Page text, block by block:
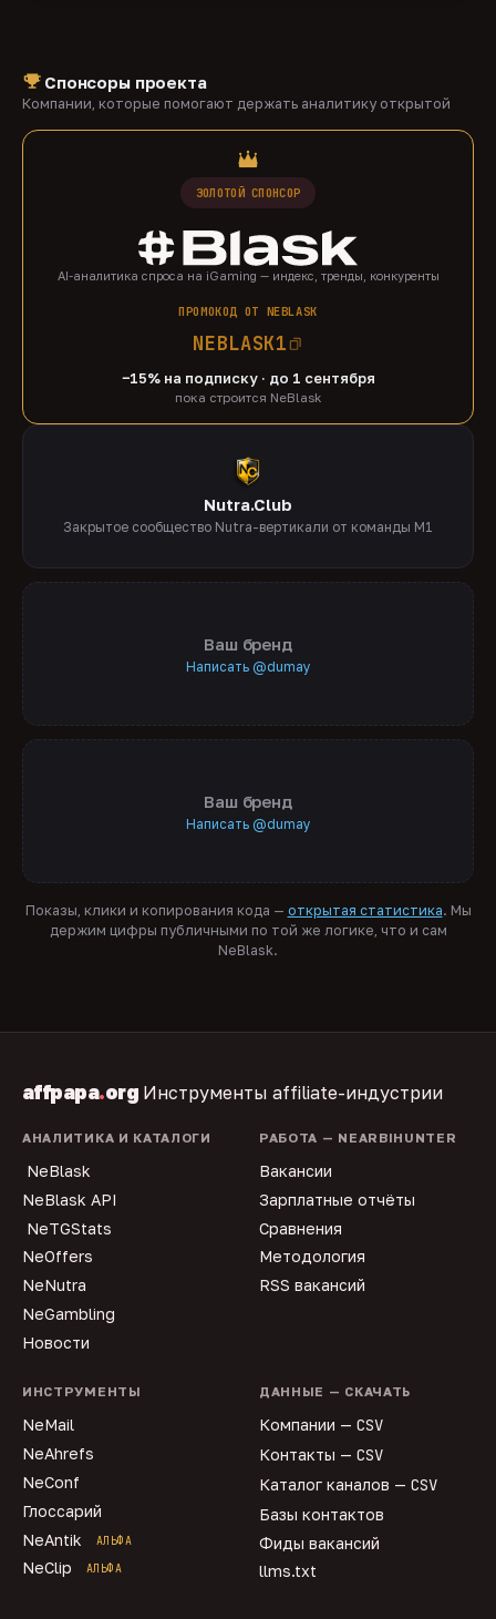
Спонсоры проекта
Компании, которые помогают держать аналитику открытой
ЗОЛОТОЙ СПОНСОР
AI-аналитика спроса на iGaming — индекс, тренды, конкуренты
ПРОМОКОД ОТ NEBLASK
NEBLASK1
−15% на подписку · до 1 сентября
пока строится NeBlask
Nutra.Club
Закрытое сообщество Nutra-вертикали от команды M1
Ваш бренд
Написать @dumay
Ваш бренд
Написать @dumay
Показы, клики и копирования кода — открытая статистика. Мы
держим цифры публичными по той же логике, что и сам
NeBlask.
affpapa.org Инструменты affiliate-индустрии
АНАЛИТИКА И КАТАЛОГИ
NeBlask
NeBlask API
NeTGStats
NeOffers
NeNutra
NeGambling
Новости
РАБОТА — NEARBIHUNTER
Вакансии
Зарплатные отчёты
Сравнения
Методология
RSS вакансий
ИНСТРУМЕНТЫ
NeMail
NeAhrefs
NeConf
Глоссарий
NeAntik
АЛЬФА
NeClip АЛЬФА
ДАННЫЕ — СКАЧАТЬ
Компании — CSV
Контакты — CSV
Каталог каналов — CSV
Базы контактов
Фиды вакансий
llms.txt